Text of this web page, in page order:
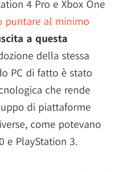
4 Pro e Xbox One
puntare al minimo
a questa
della stessa
PC di fatto è stato
che rende
di piattaforme
come potevano
e PlayStation 3.